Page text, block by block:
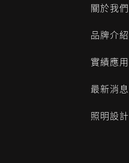
關於我們
品牌介紹
實績應用
最新消息
照明設計